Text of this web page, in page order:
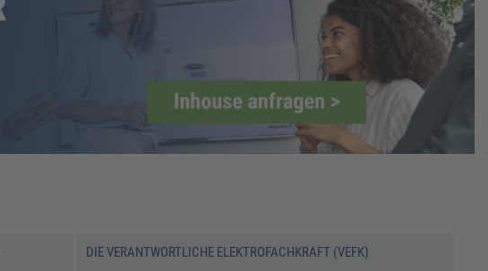
DIE VERANTWORTLICHE ELEKTROFACHKRAFT (VEFK)